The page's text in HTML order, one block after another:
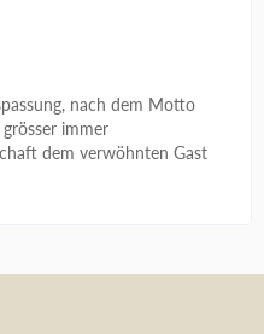
nach dem Motto
immer
dem verwöhnten Gast